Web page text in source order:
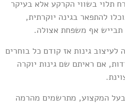
תלוי בשווי הקרקע אלא בעיקר
להתפאר בגינה יוקרתית,
אף משפחת אצולה.
גינות אז קודם כל בוחרים
אם ראיתם שם גינות יוקרה
המקצוע, מתרשמים מהרמה